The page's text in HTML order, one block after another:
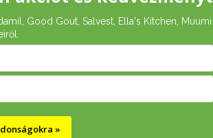
Good Gout, Salvest, Ella's Kitchen, Muumi
»